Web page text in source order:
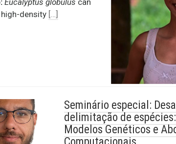
Eucalyptus globulus can
density […]
Seminário especial:
delimitação de
Modelos Genéticos e